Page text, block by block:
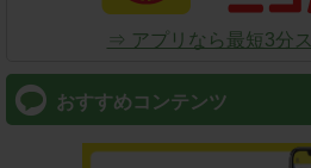
⇒ アプリなら最短3分
おすすめコンテンツ